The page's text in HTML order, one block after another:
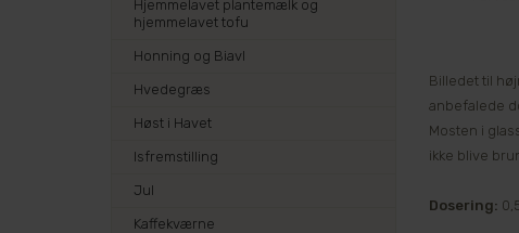
Billedet til
anbefalede
Mosten i
ikke blive
Dosering:
Hjemmelavet plantemælk og
hjemmelavet tofu
Honning og Biavl
Hvedegræs
Høst i Havet
Isfremstilling
Jul
Kaffekværne